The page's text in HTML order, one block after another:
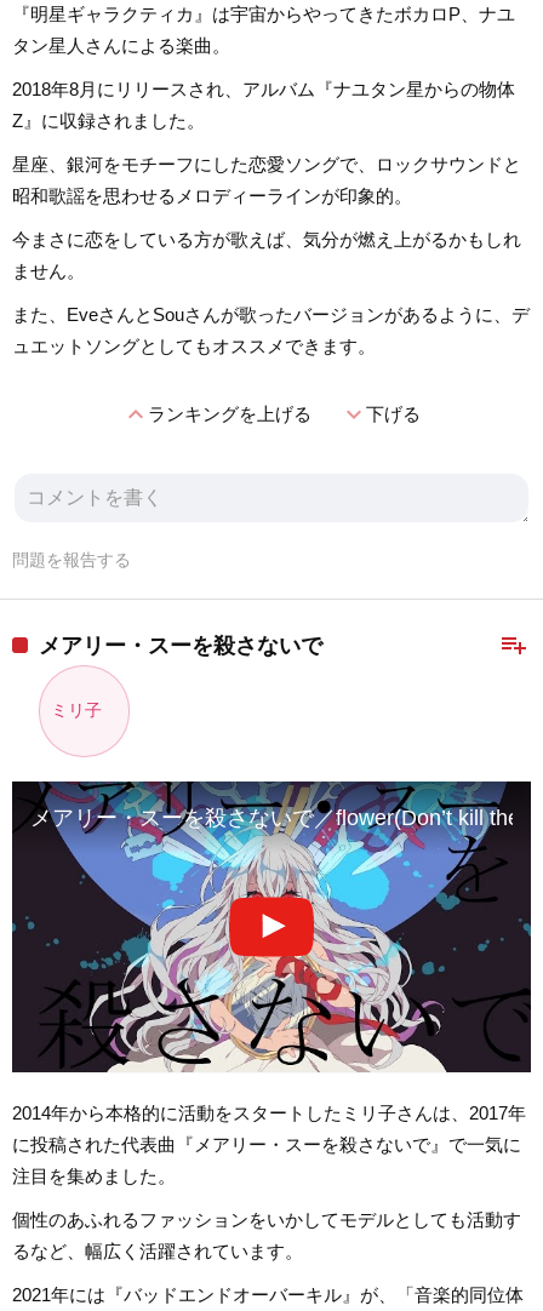
『明星ギャラクティカ』は宇宙からやってきたボカロP、ナユ
タン星人さんによる楽曲。
2018年8月にリリースされ、アルバム『ナユタン星からの物体
Z』に収録されました。
星座、銀河をモチーフにした恋愛ソングで、ロックサウンドと
昭和歌謡を思わせるメロディーラインが印象的。
今まさに恋をしている方が歌えば、気分が燃え上がるかもしれ
ません。
また、EveさんとSouさんが歌ったバージョンがあるように、デ
ュエットソングとしてもオススメできます。
expand_lessランキングを上げる expand_more下げる
問題を報告する
playlist_add
メアリー・スーを殺さないで
ミリ子
メアリー・スーを殺さないで／flower(Don’t kill the
2014年から本格的に活動をスタートしたミリ子さんは、2017年
に投稿された代表曲『メアリー・スーを殺さないで』で一気に
注目を集めました。
個性のあふれるファッションをいかしてモデルとしても活動す
るなど、幅広く活躍されています。
2021年には『バッドエンドオーバーキル』が、「音楽的同位体